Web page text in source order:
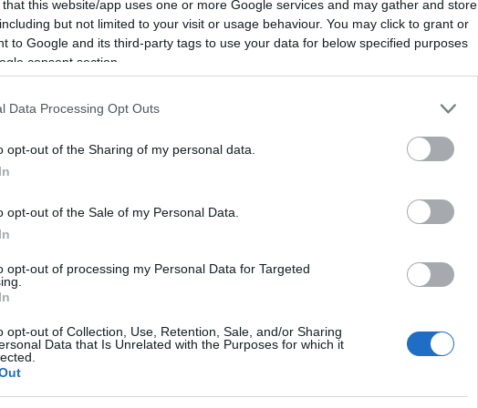
that this website/app uses one or more Google services and may gather and store
but not limited to your visit or usage behaviour. You may click to grant or
to Google and its third-party tags to use your data for below specified purposes
consent section.
Data Processing Opt Outs
opt-out of the Sharing of my personal data.
opt-out of the Sale of my Personal Data.
opt-out of processing my Personal Data for Targeted
opt-out of Collection, Use, Retention, Sale, and/or Sharing
Data that Is Unrelated with the Purposes for which it
Spettacolo Valentina Persia
+ Esporta iCal